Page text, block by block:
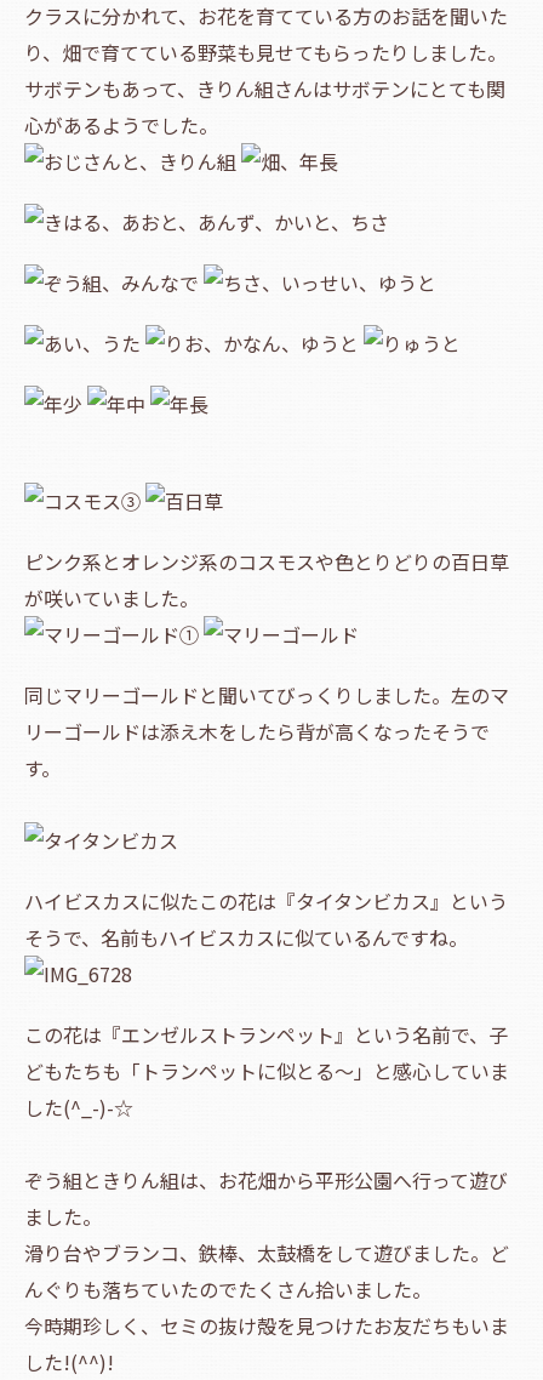
クラスに分かれて、お花を育てている方のお話を聞いた
り、畑で育てている野菜も見せてもらったりしました。
サボテンもあって、きりん組さんはサボテンにとても関
心があるようでした。
ピンク系とオレンジ系のコスモスや色とりどりの百日草
が咲いていました。
同じマリーゴールドと聞いてびっくりしました。左のマ
リーゴールドは添え木をしたら背が高くなったそうで
す。
ハイビスカスに似たこの花は『タイタンビカス』という
そうで、名前もハイビスカスに似ているんですね。
この花は『エンゼルストランペット』という名前で、子
どもたちも「トランペットに似とる～」と感心していま
した(^_-)-☆
ぞう組ときりん組は、お花畑から平形公園へ行って遊び
ました。
滑り台やブランコ、鉄棒、太鼓橋をして遊びました。ど
んぐりも落ちていたのでたくさん拾いました。
今時期珍しく、セミの抜け殻を見つけたお友だちもいま
した!(^^)!